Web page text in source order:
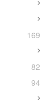
169
82
94